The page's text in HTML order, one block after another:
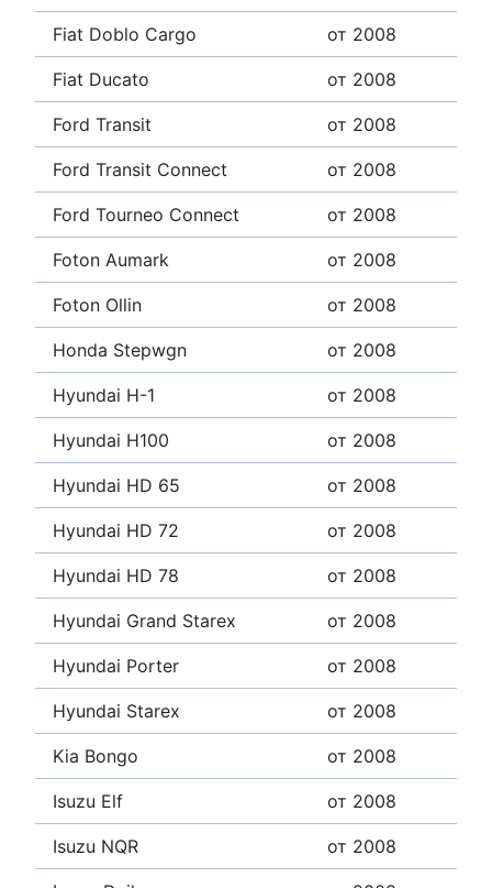
Fiat Doblo Cargo от 2008
Fiat Ducato от 2008
Ford Transit от 2008
Ford Transit Connect от 2008
Ford Tourneo Connect от 2008
Foton Aumark от 2008
Foton Ollin от 2008
Honda Stepwgn от 2008
Hyundai H-1 от 2008
Hyundai H100 от 2008
Hyundai HD 65 от 2008
Hyundai HD 72 от 2008
Hyundai HD 78 от 2008
Hyundai Grand Starex от 2008
Hyundai Porter от 2008
Hyundai Starex от 2008
Kia Bongo от 2008
Isuzu Elf от 2008
Isuzu NQR от 2008